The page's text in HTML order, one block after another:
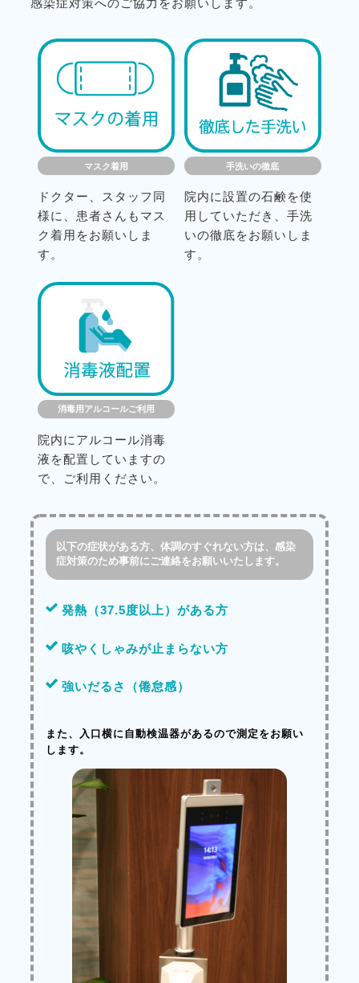
マスク着用
ドクター、スタッフ同
様に、患者さんもマス
ク着用をお願いしま
す。
手洗いの徹底
院内に設置の石鹸を使
用していただき、手洗
いの徹底をお願いしま
す。
消毒用アルコールご利用
院内にアルコール消毒
液を配置していますの
で、ご利用ください。
以下の症状がある方、体調のすぐれない方は、感染
症対策のため事前にご連絡をお願いいたします。
発熱（37.5度以上）がある方
咳やくしゃみが止まらない方
強いだるさ（倦怠感）
また、入口横に自動検温器があるので測定をお願い
します。